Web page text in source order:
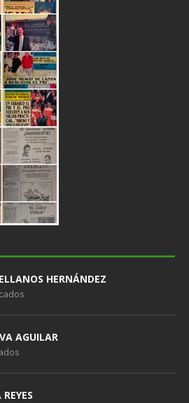
HERNÁNDEZ
AGUILAR